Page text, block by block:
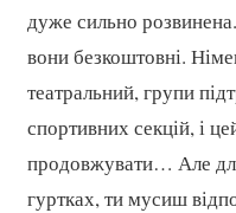
дуже сильно
вони безкоштовні.
театральний, групи
спортивних секцій, і
продовжувати… Але
гуртках, ти мусиш